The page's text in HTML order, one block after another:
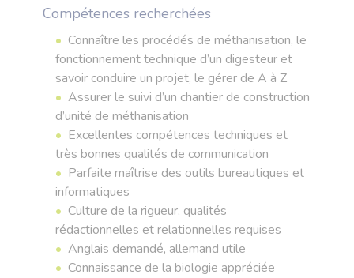
Compétences recherchées
Connaître les procédés de méthanisation, le
fonctionnement technique d’un digesteur et
savoir conduire un projet, le gérer de A à Z
Assurer le suivi d’un chantier de construction
d’unité de méthanisation
Excellentes compétences techniques et
très bonnes qualités de communication
Parfaite maîtrise des outils bureautiques et
informatiques
Culture de la rigueur, qualités
rédactionnelles et relationnelles requises
Anglais demandé, allemand utile
Connaissance de la biologie appréciée